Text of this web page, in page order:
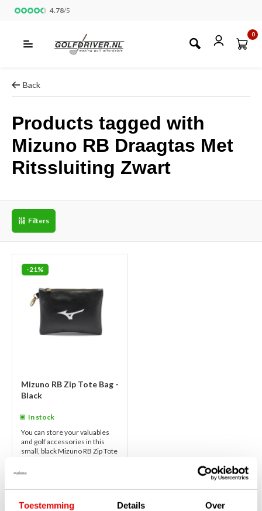
Toestemming Details Over
4.78/5
0
Back
Products tagged with
Mizuno RB Draagtas Met
Ritssluiting Zwart
Filters
-21%
Mizuno RB Zip Tote Bag -
Black
In stock
You can store your valuables
and golf accessories in this
small, black Mizuno RB Zip Tote
€29,00